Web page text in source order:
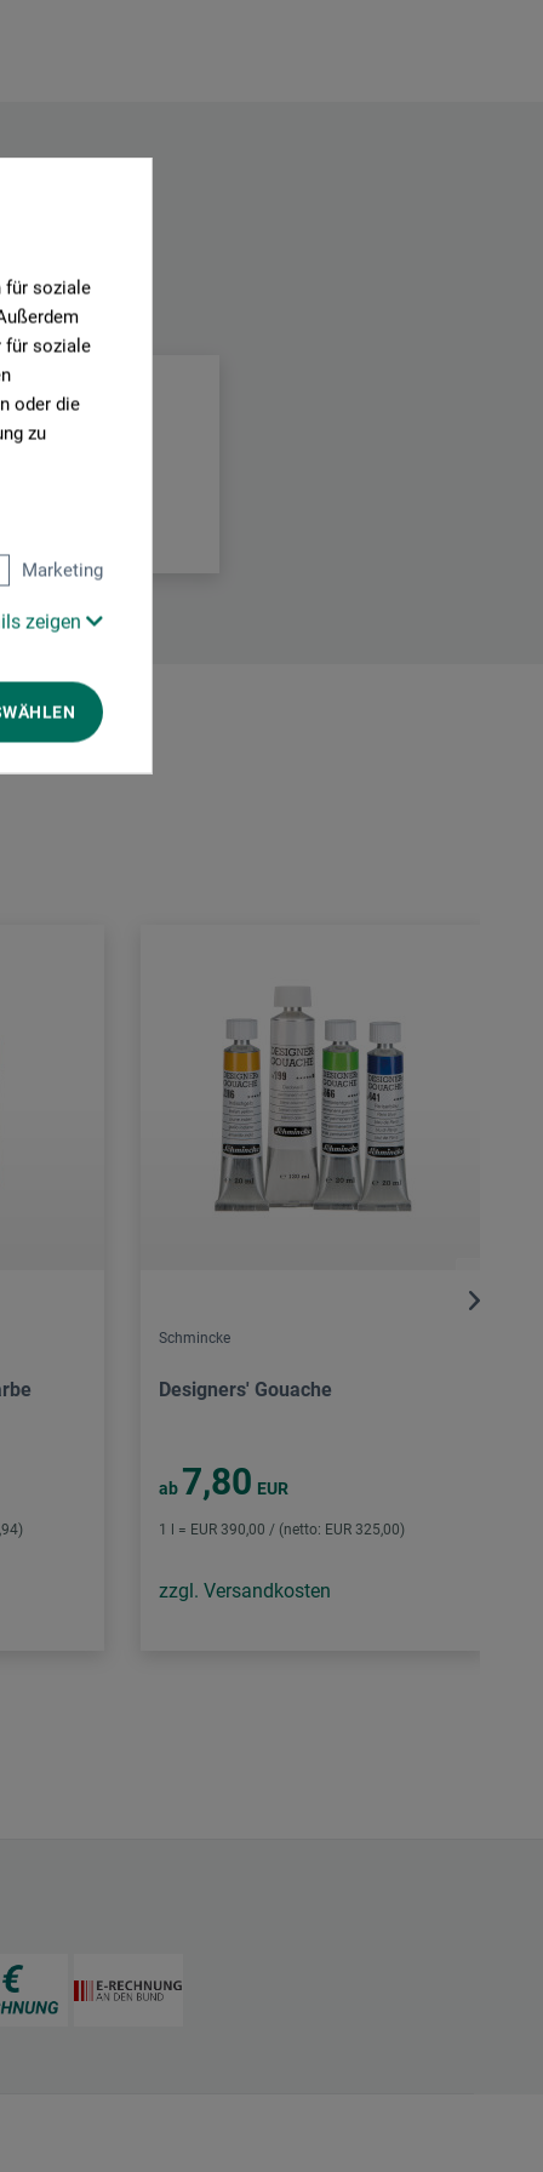
für soziale
für soziale
oder die
zu
Marketing
zeigen
Schmincke
Designers' Gouache
ab 7,80 EUR
1 l = EUR 390,00 / (netto: EUR 325,00)
zzgl. Versandkosten